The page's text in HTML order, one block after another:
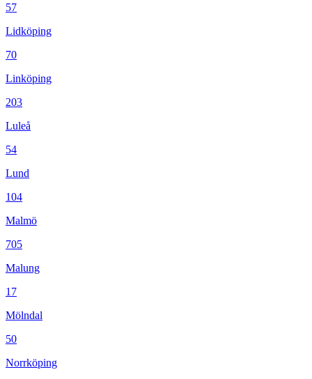
57
Lidköping
70
Linköping
203
Luleå
54
Lund
104
Malmö
705
Malung
17
Mölndal
50
Norrköping